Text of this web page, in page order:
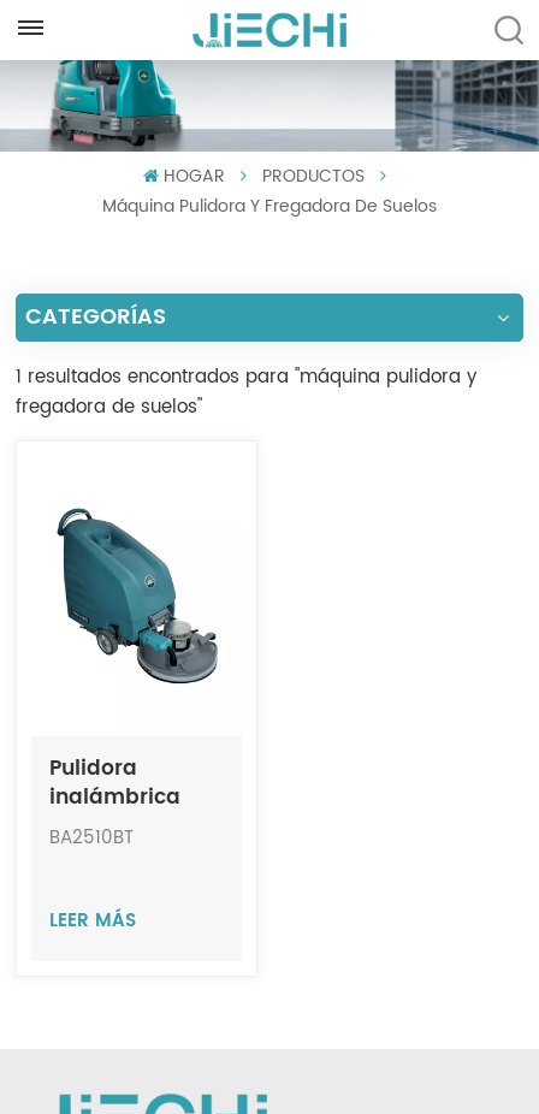
English
Español
Português
العربية
Tiếng Việt
Indonesia
中文
HOGAR
PRODUCTOS
Máquina Pulidora Y Fregadora De Suelos
CATEGORÍAS
1 resultados encontrados para "máquina pulidora y
fregadora de suelos"
Pulidora
inalámbrica
mediana a
BA2510BT
LEER MÁS